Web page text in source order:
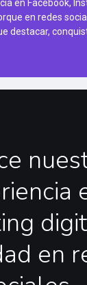
en Facebook,
en redes
destacar,
en